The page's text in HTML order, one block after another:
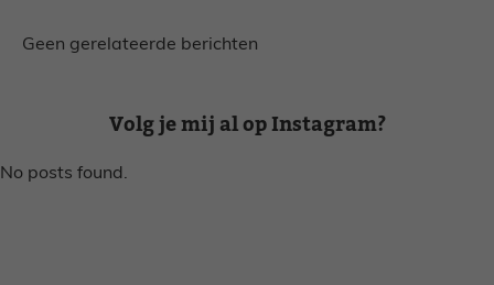
Geen gerelateerde berichten
Volg je mij al op Instagram?
No posts found.